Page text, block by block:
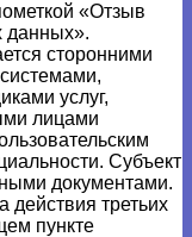
«Отзыв
данных».
сторонними
услуг,
лицами
Субъект
документами.
действия третьих
пункте